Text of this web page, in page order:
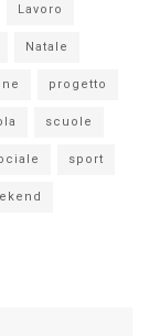
Lavoro
Natale
progetto
scuole
sport